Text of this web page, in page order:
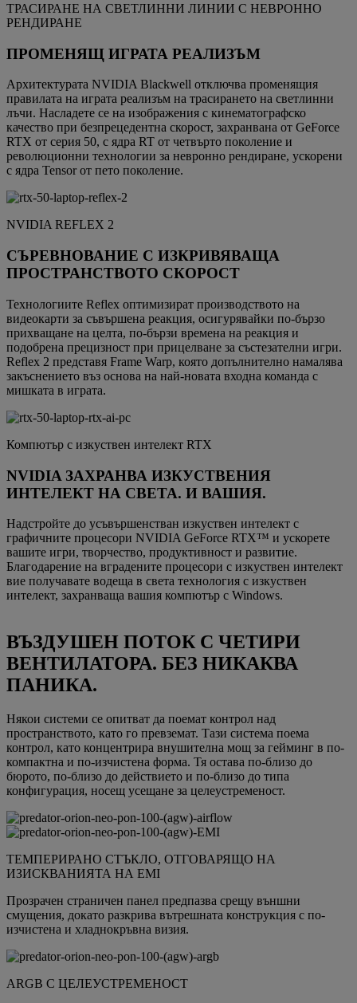
ТРАСИРАНЕ НА СВЕТЛИННИ ЛИНИИ С НЕВРОННО
РЕНДИРАНЕ
ПРОМЕНЯЩ ИГРАТА РЕАЛИЗЪМ
Архитектурата NVIDIA Blackwell отключва променящия
правилата на играта реализъм на трасирането на светлинни
лъчи. Насладете се на изображения с кинематографско
качество при безпрецедентна скорост, захранвана от GeForce
RTX от серия 50, с ядра RT от четвърто поколение и
революционни технологии за невронно рендиране, ускорени
с ядра Tensor от пето поколение.
NVIDIA REFLEX 2
СЪРЕВНОВАНИЕ С ИЗКРИВЯВАЩА
ПРОСТРАНСТВОТО СКОРОСТ
Технологиите Reflex оптимизират производството на
видеокарти за съвършена реакция, осигурявайки по-бързо
прихващане на целта, по-бързи времена на реакция и
подобрена прецизност при прицелване за състезателни игри.
Reflex 2 представя Frame Warp, която допълнително намалява
закъснението въз основа на най-новата входна команда с
мишката в играта.
Компютър с изкуствен интелект RTX
NVIDIA ЗАХРАНВА ИЗКУСТВЕНИЯ
ИНТЕЛЕКТ НА СВЕТА. И ВАШИЯ.
Надстройте до усъвършенстван изкуствен интелект с
графичните процесори NVIDIA GeForce RTX™ и ускорете
вашите игри, творчество, продуктивност и развитие.
Благодарение на вградените процесори с изкуствен интелект
вие получавате водеща в света технология с изкуствен
интелект, захранваща вашия компютър с Windows.
ВЪЗДУШЕН ПОТОК С ЧЕТИРИ
ВЕНТИЛАТОРА. БЕЗ НИКАКВА
ПАНИКА.
Някои системи се опитват да поемат контрол над
пространството, като го превземат. Тази система поема
контрол, като концентрира внушителна мощ за гейминг в по-
компактна и по-изчистена форма. Тя остава по-близо до
бюрото, по-близо до действието и по-близо до типа
конфигурация, носещ усещане за целеустременост.
ТЕМПЕРИРАНО СТЪКЛО, ОТГОВАРЯЩО НА
ИЗИСКВАНИЯТА НА EMI
Прозрачен страничен панел предпазва срещу външни
смущения, докато разкрива вътрешната конструкция с по-
изчистена и хладнокръвна визия.
ARGB С ЦЕЛЕУСТРЕМЕНОСТ